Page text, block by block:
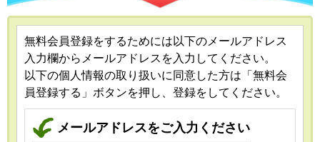
無料会員登録をするためには以下のメールアドレス
入力欄からメールアドレスを入力してください。
以下の個人情報の取り扱いに同意した方は「無料会
員登録する」ボタンを押し、登録をしてください。
メールアドレスをご入力ください